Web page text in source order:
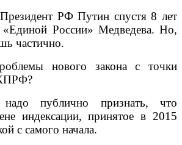
РФ Путин спустя 8 лет
«Единой России» Медведева. Но,
частично.
нового закона с точки
публично признать, что
индексации, принятое в 2015
с самого начала.